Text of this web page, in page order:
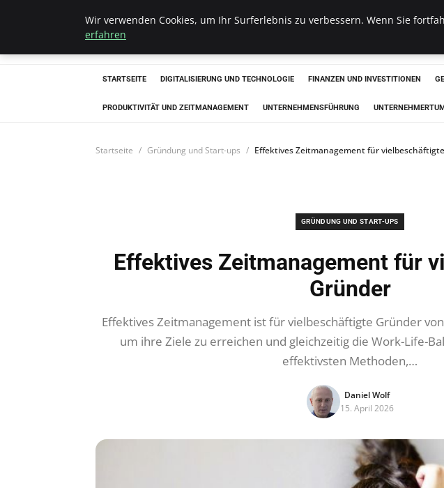
Hellmut Koenigshaus
STARTSEITE DIGITALISIERUNG UND TECHNOLOGIE FINANZEN UND INVESTITIONEN
PRODUKTIVITÄT UND ZEITMANAGEMENT UNTERNEHMENSFÜHRUNG
Startseite Gründung und Start-ups Effektives Zeitmanagement für
GRÜNDUNG UND START-UPS
Effektives Zeitmanagement für
Gründer
Effektives Zeitmanagement ist für vielbeschäftigte Gründer
um ihre Ziele zu erreichen und gleichzeitig die Work-Life-
effektivsten Methoden,…
Daniel Wolf
15. April 2026
Wir verwenden Cookies, um Ihr Surferlebnis zu verbessern. Wenn Sie
erfahren